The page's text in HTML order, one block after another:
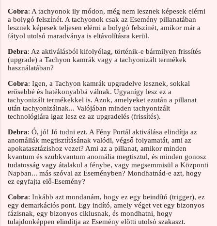
Cobra: A tachyonok ily módon, még nem lesznek képesek elérni
a bolygó felszínét. A tachyonok csak az Esemény pillanatában
lesznek képesek teljesen elérni a bolygó felszínét, amikor már a
fátyol utolsó maradványa is eltávolításra kerül.
Debra: Az aktiválásból kifolyólag, történik-e bármilyen frissítés
(upgrade) a Tachyon kamrák vagy a tachyonizált termékek
használatában?
Cobra: Igen, a Tachyon kamrák upgradelve lesznek, sokkal
erősebbé és hatékonyabbá válnak. Ugyanígy lesz ez a
tachyonizált termékekkel is. Azok, amelyeket ezután a pillanat
után tachyonizálnak... Valójában minden tachyonizált
technológiára igaz lesz ez az upgradelés (frissítés).
Debra: Ó, jó! Jó tudni ezt. A Fény Portál aktiválása elindítja az
anomáliák megtisztításának valódi, végső folyamatát, ami az
apokatasztázishoz vezet? Ami az a pillanat, amikor minden
kvantum és szubkvantum anomália megtisztul, és minden gonosz
tudatosság vagy átalakul a fénybe, vagy megsemmisül a Központi
Napban... más szóval az Eseményben? Mondhatnád-e azt, hogy
ez egyfajta elő-Esemény?
Cobra: Inkább azt mondanám, hogy ez egy beindító (trigger), ez
egy demarkációs pont. Egy indító, amely véget vet egy bizonyos
fázisnak, egy bizonyos ciklusnak, és mondhatni, hogy
tulajdonképpen elindítja az Esemény előtti utolsó szakaszt.